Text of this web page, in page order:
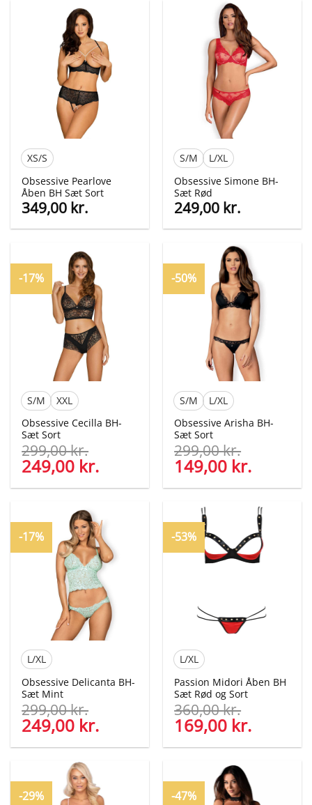
399,00 kr..
XS/S
Obsessive Pearlove
Åben BH Sæt Sort
349,00 kr.
S/M
L/XL
Obsessive Simone BH-
Sæt Rød
249,00 kr.
-17%
S/M
XXL
Obsessive Cecilla BH-
Sæt Sort
299,00kr.
Den
oprindelige
pris
299,00 kr..
249,00 kr.
pris
249,00 kr..
-50%
S/M
L/XL
Obsessive Arisha BH-
Sæt Sort
299,00kr.
Den
oprindelige
pris
299,00 kr..
149,00 kr.
pris
er:
149,00
-17%
L/XL
Obsessive Delicanta BH-
Sæt Mint
299,00kr.
Den
oprindelige
pris
299,00 kr..
249,00 kr.
aktuelle
pris
249,00 kr..
-53%
L/XL
Passion Midori Åben BH
Sæt Rød og Sort
360,00kr.
Den
oprindelige
pris
360,00 kr..
169,00 kr.
aktuelle
pris
169,00
-29% -47%